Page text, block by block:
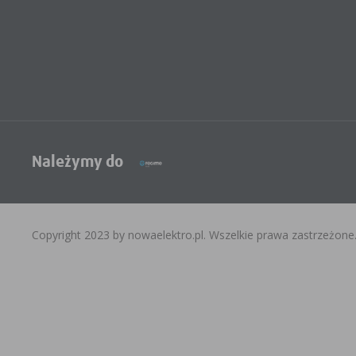
Należymy do
Copyright 2023 by nowaelektro.pl. Wszelkie prawa zastrzeżone.